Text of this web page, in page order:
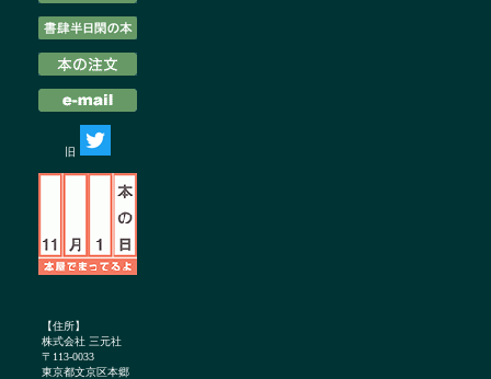
旧
【住所】
株式会社 三元社
〒113-0033
東京都文京区本郷